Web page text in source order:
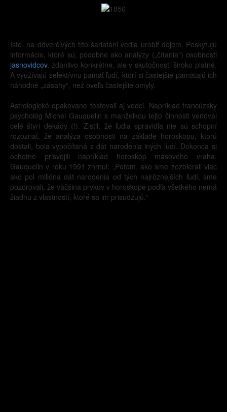
Iste, na dôverčivých títo šarlatáni vedia urobiť dojem. Poskytujú
informácie, ktoré sú, podobne ako analýzy („čítania“) osobnosti
jasnovidcov, zdanlivo konkrétne, ale v skutočnosti široko platné.
A využívajú selektívnu pamäť ľudí, ktorí si častejšie pamätajú ich
náhodné „zásahy“, než oveľa častejšie omyly.
Astrologické opakovane testovali aj vedci. Napríklad francúzsky
psychológ Michel Gauquelin s manželkou tejto činnosti venoval
celé štyri dekády (!). Zistil, že ľudia spravidla nie sú schopní
rozoznať, že analýza osobnosti na základe horoskopu, ktorú
dostali, bola vypočítaná z dát narodenia iných ľudí. Dokonca si
ochotne prisvojili napríklad horoskop masového vraha.
Gauquelin v roku 1991 zhrnul: „Potom, ako sme zozbierali viac
ako pol milióna dát narodenia od tých najrôznejších ľudí, sme
pozorovali, že väčšina prvkov v horoskope podľa všetkého nemá
žiadnu z vlastností, ktoré sa im prisudzujú.“